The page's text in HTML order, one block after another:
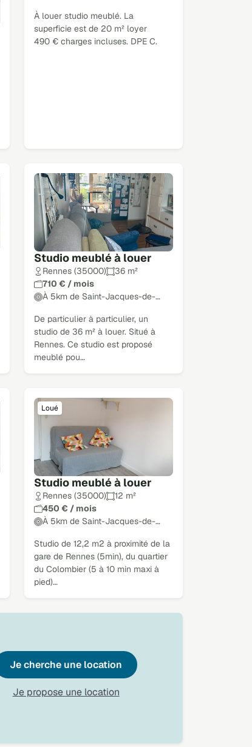
À louer studio meublé. La
superficie est de 20 m² loyer
490 € charges incluses. DPE C.
Studio meublé à louer
Rennes (35000)
36 m²
710 € / mois
À 5km de Saint-Jacques-de-…
De particulier à particulier, un
studio de 36 m² à louer. Situé à
Rennes. Ce studio est proposé
meublé pou…
Studio meublé à louer
Loué
Rennes (35000)
12 m²
450 € / mois
À 5km de Saint-Jacques-de-…
Studio de 12,2 m2 à proximité de la
gare de Rennes (5min), du quartier
du Colombier (5 à 10 min maxi à
pied)…
Je cherche une location
Je propose une location